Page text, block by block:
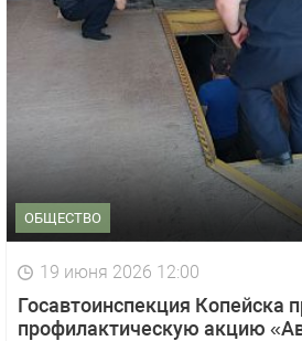
ОБЩЕСТВО
19 июня 2026 12:00
Госавтоинспекция Копейска
профилактическую акцию